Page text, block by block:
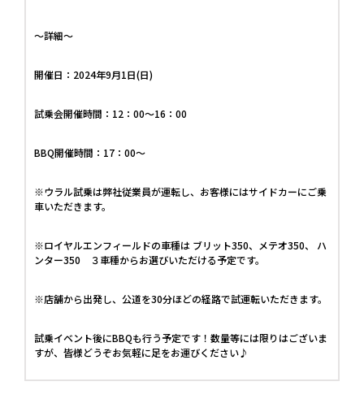
～詳細～
開催日：2024年9月1日(日)
試乗会開催時間：12：00～16：00
BBQ開催時間：17：00～
※ウラル試乗は弊社従業員が運転し、お客様にはサイドカーにご乗
車いただきます。
※ロイヤルエンフィールドの車種は ブリット350、メテオ350、 ハ
ンター350 ３車種からお選びいただける予定です。
※店舗から出発し、公道を30分ほどの経路で試運転いただきます。
試乗イベント後にBBQも行う予定です！数量等には限りはございま
すが、皆様どうぞお気軽に足をお運びください♪